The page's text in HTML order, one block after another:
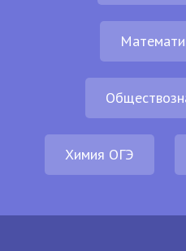
Химия ОГЭ